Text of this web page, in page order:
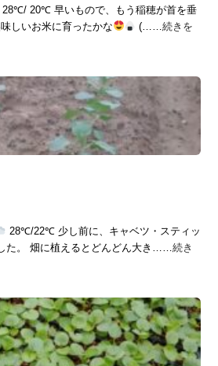
20℃ 早いもので、もう稲穂が首を垂
しいお米に育ったかな (……続きを
28℃/22℃ 少し前に、キャベツ・スティッ
た。 畑に植えるとどんどん大き……続き